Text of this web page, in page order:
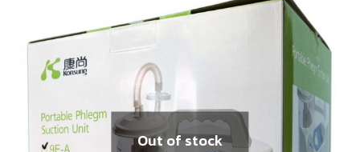
Out of stock